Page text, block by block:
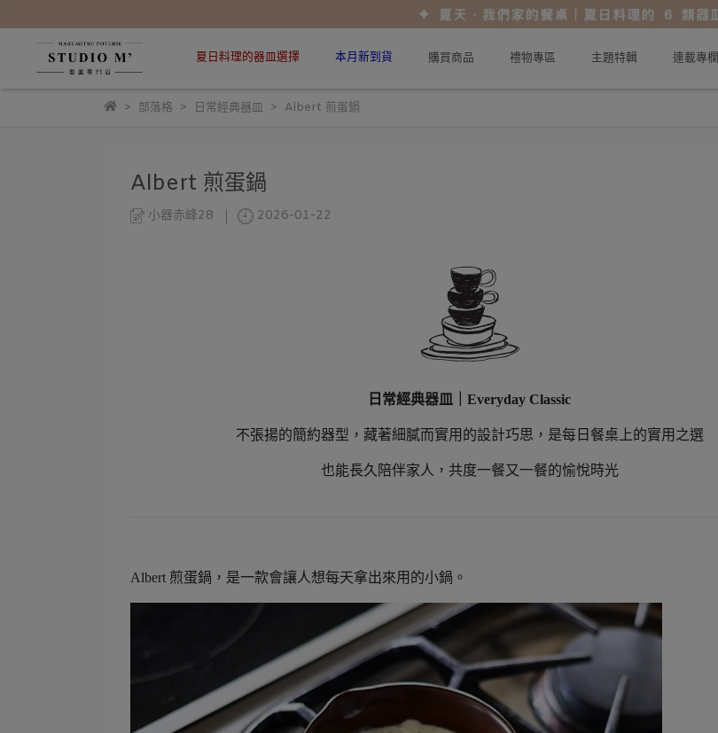
夏日料理的器皿選擇 本月新到貨 購買商品 禮物專區 主題特輯 連載專欄
部落格 日常經典器皿 Albert 煎蛋鍋
Albert 煎蛋鍋
小器赤峰28 2026-01-22
日常經典器皿｜Everyday Classic
不張揚的簡約器型，藏著細膩而實用的設計巧思， 是每日餐桌上的實用之選
也能長久陪伴家人， 共度一餐又一餐的愉悅時光
Albert 煎蛋鍋，是一款會讓人想每天拿出來用的小鍋。